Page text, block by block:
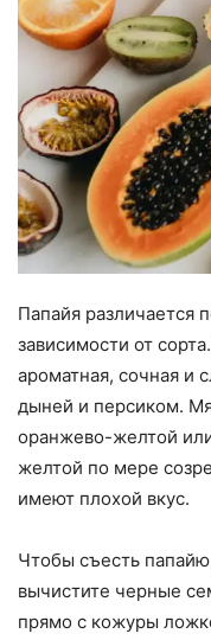
Папайя различается
зависимости от
ароматная, сочная и
дыней и персиком.
оранжево-желтой
желтой по мере
имеют плохой вкус.
Чтобы съесть
вычистите черные
прямо с кожуры